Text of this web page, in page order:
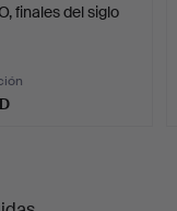
finales del siglo